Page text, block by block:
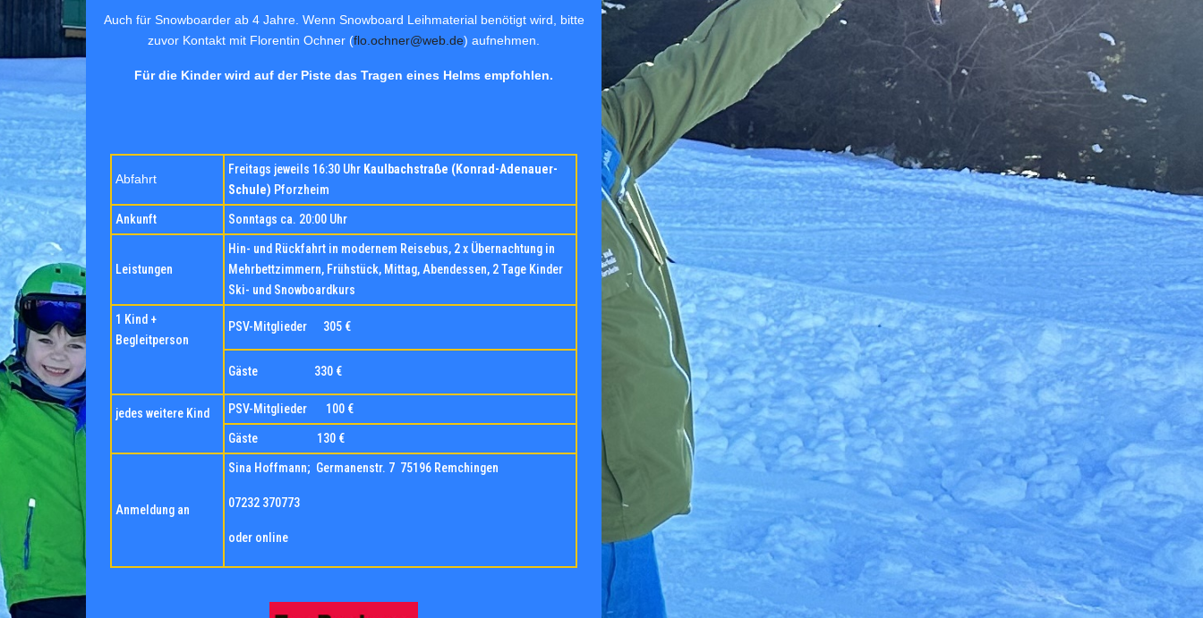
Auch für Snowboarder ab 4 Jahre. Wenn Snowboard Leihmaterial benötigt wird, bitte
zuvor Kontakt mit Florentin Ochner (flo.ochner@web.de) aufnehmen.
Für die Kinder wird auf der Piste das Tragen eines Helms empfohlen.
Abfahrt
Freitags jeweils 16:30 Uhr Kaulbachstraße (Konrad-Adenauer-
Schule) Pforzheim
Ankunft Sonntags ca. 20:00 Uhr
Leistungen
Hin- und Rückfahrt in modernem Reisebus, 2 x Übernachtung in
Mehrbettzimmern, Frühstück, Mittag, Abendessen, 2 Tage Kinder
Ski- und Snowboardkurs
1 Kind +
Begleitperson
PSV-Mitglieder 305 €
Gäste 330 €
jedes weitere Kind PSV-Mitglieder 100 €
Gäste 130 €
Anmeldung an
Sina Hoffmann; Germanenstr. 7 75196 Remchingen
07232 370773
oder online